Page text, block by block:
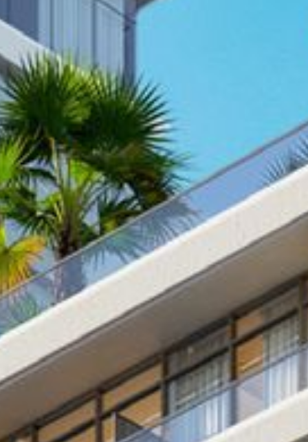
Купить
Аренда
Продажа